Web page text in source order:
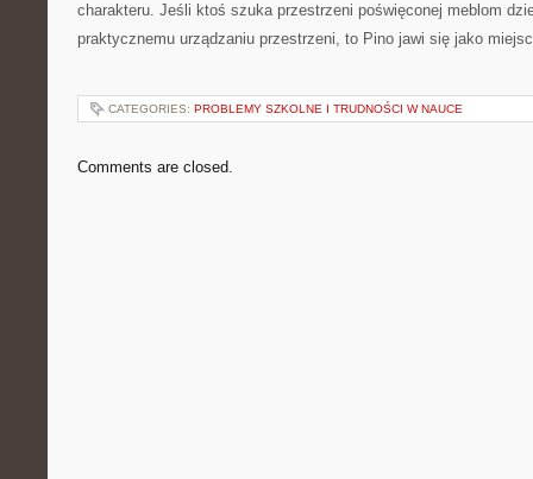
charakteru. Jeśli ktoś szuka przestrzeni poświęconej meblom
praktycznemu urządzaniu przestrzeni, to Pino jawi się jako
CATEGORIES: PROBLEMY SZKOLNE I TRUDNOŚCI W NAUCE
Comments are closed.